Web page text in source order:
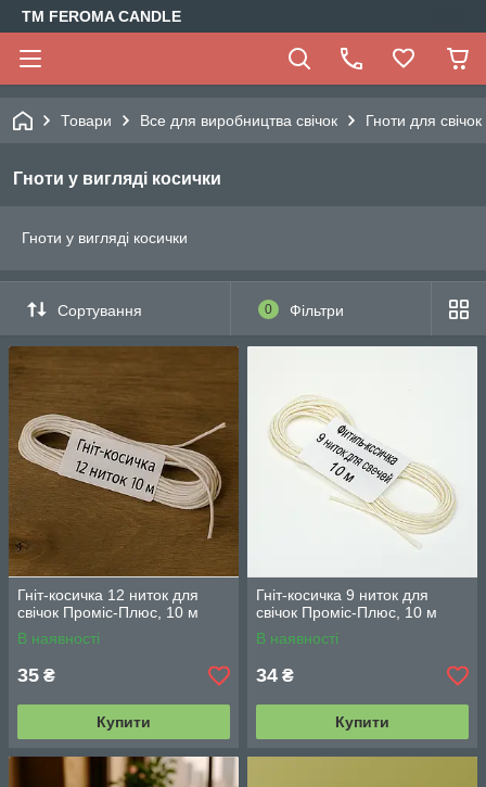
TM FEROMA CANDLE
Товари Все для виробництва свічок Гноти для свічок
Гноти у вигляді косички
Гноти у вигляді косички
Сортування 0 Фільтри
Гніт-косичка 12 ниток для
свічок Проміс-Плюс, 10 м
В наявності
35 ₴
Купити
Гніт-косичка 9 ниток для
свічок Проміс-Плюс, 10 м
В наявності
34 ₴
Купити